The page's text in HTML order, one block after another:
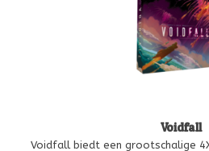
Voidfall
Voidfall biedt een grootschalige